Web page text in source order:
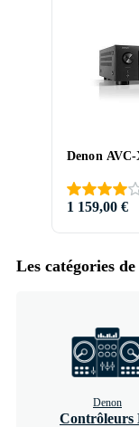
Denon
1 159,00 €
Les catégories
Denon
Contrôleurs